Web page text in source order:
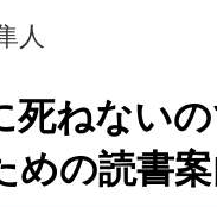
人
死ねない
めの読書